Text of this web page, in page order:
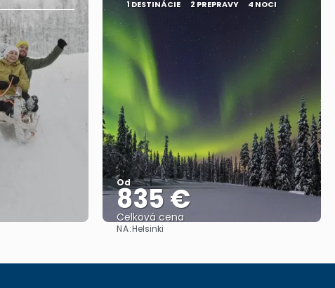
1 DESTINÁCIE 2 PREPRAVY 4 NOCI
Od
835 €
Celková cena
NA:Helsinki